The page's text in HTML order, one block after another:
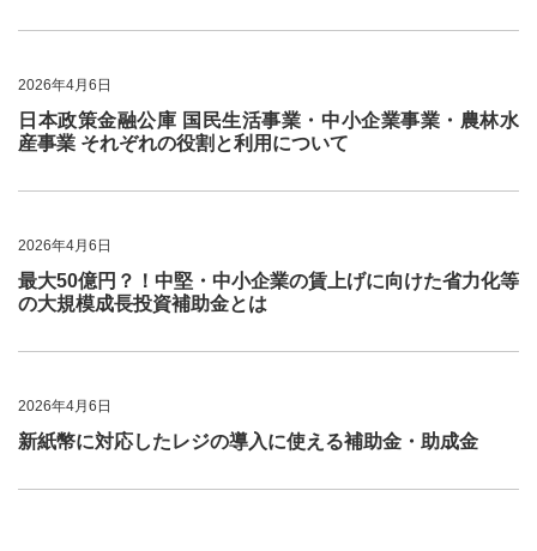
2026年4月6日
日本政策金融公庫 国民生活事業・中小企業事業・農林水
産事業 それぞれの役割と利用について
2026年4月6日
最大50億円？！中堅・中小企業の賃上げに向けた省力化等
の大規模成長投資補助金とは
2026年4月6日
新紙幣に対応したレジの導入に使える補助金・助成金